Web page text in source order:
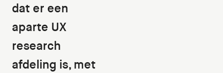
dat er een
aparte UX
research
afdeling is, met